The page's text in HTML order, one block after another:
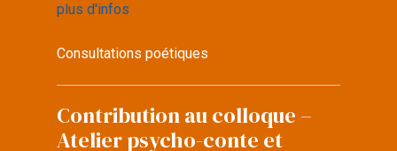
plus d'infos
Consultations poétiques
Contribution au colloque –
Atelier psycho-conte et